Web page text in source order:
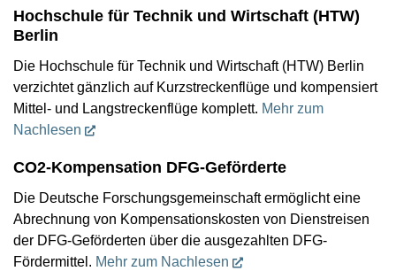
Hochschule für Technik und Wirtschaft (HTW)
Berlin
Die Hochschule für Technik und Wirtschaft (HTW) Berlin
verzichtet gänzlich auf Kurzstreckenflüge und kompensiert
Mittel- und Langstreckenflüge komplett. Mehr zum
Nachlesen
CO2-Kompensation DFG-Geförderte
Die Deutsche Forschungsgemeinschaft ermöglicht eine
Abrechnung von Kompensationskosten von Dienstreisen
der DFG-Geförderten über die ausgezahlten DFG-
Fördermittel. Mehr zum Nachlesen